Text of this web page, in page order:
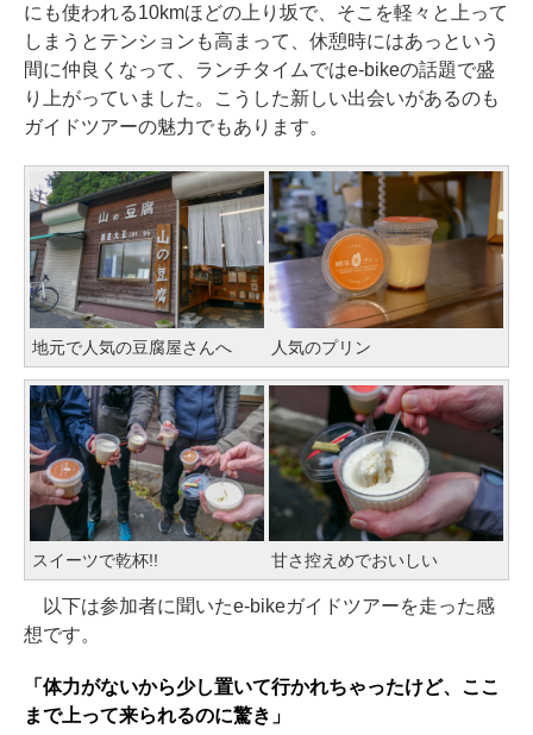
にも使われる10kmほどの上り坂で、そこを軽々と上って
しまうとテンションも高まって、休憩時にはあっという
間に仲良くなって、ランチタイムではe-bikeの話題で盛
り上がっていました。こうした新しい出会いがあるのも
ガイドツアーの魅力でもあります。
地元で人気の豆腐屋さんへ 人気のプリン
スイーツで乾杯!! 甘さ控えめでおいしい
以下は参加者に聞いたe-bikeガイドツアーを走った感
想です。
「体力がないから少し置いて行かれちゃったけど、ここ
まで上って来られるのに驚き」